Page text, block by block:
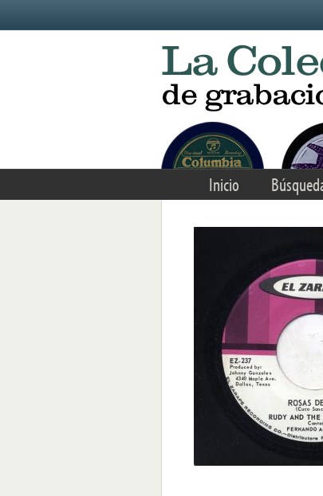
Inicio